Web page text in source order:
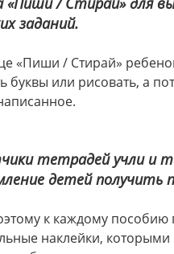
заданий.
«Пиши / Стирай»
буквы или рисовать, а
тетрадей учли и
детей получить
к каждому пособию
наклейки, которыми